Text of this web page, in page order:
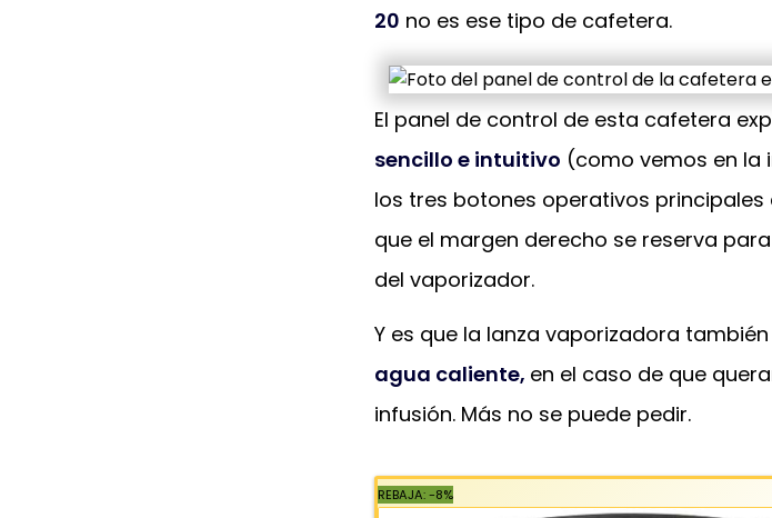
20 no es ese tipo de cafetera.
El panel de control de esta cafetera
sencillo e intuitivo (como vemos en la
los tres botones operativos principales
que el margen derecho se reserva
del vaporizador.
Y es que la lanza vaporizadora
agua caliente, en el caso de que
infusión. Más no se puede pedir.